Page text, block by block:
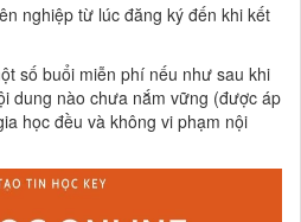
nghiệp từ lúc đăng ký đến khi kết
số buổi miễn phí nếu như sau khi
dung nào chưa nắm vững (được áp
học đều và không vi phạm nội